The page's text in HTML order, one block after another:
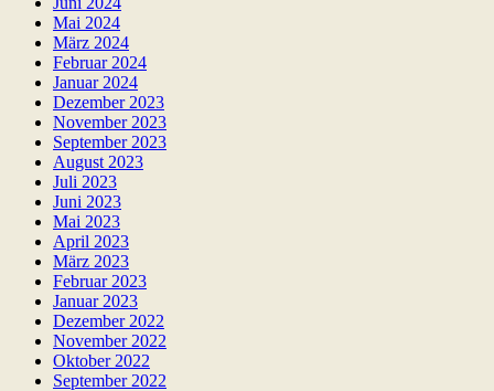
Mai 2024
März 2024
Februar 2024
Januar 2024
Dezember 2023
November 2023
September 2023
August 2023
Juli 2023
Juni 2023
Mai 2023
April 2023
März 2023
Februar 2023
Januar 2023
Dezember 2022
November 2022
Oktober 2022
September 2022